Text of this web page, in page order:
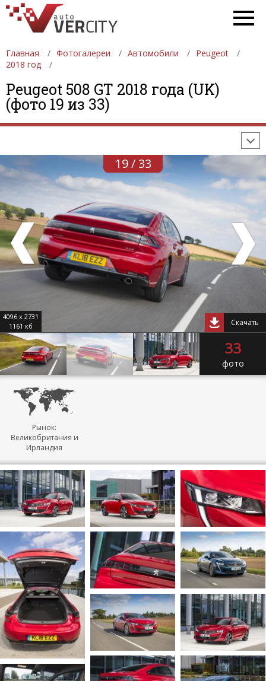
Главная Фотогалереи Автомобили
Peugeot
2018 год
Peugeot 508 GT 2018 года (UK)
(фото 19 из 33)
ФОТОГАЛЕРЕИ АВТОМОБИЛИ
ДЕВУШКИ
АВТОСАЛОНЫ
ФОРМУЛА-1
19 / 33
4096 x 2731
1161 кб
Скачать
33
фото
Рынок:
Великобритания и
Ирландия